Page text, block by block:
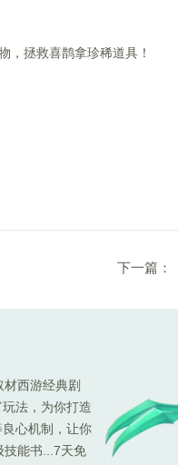
，拯救喜鹊拿珍稀道具！
下一篇：
西游经典剧
法，为你打造
心机制，让你
技能书...7天免